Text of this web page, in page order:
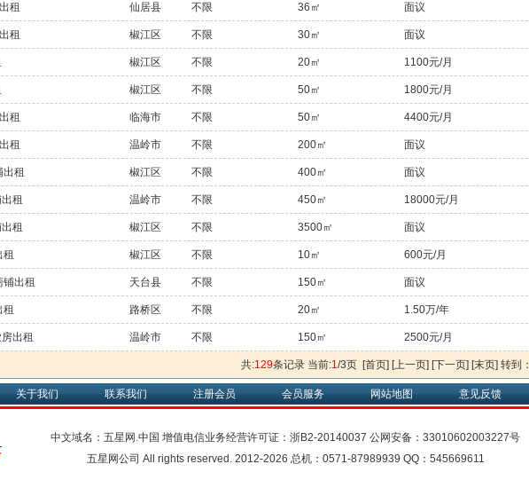
租 仙居县 不限 36㎡ 面议
租 椒江区 不限 30㎡ 面议
椒江区 不限 20㎡ 1100元/月
椒江区 不限 50㎡ 1800元/月
租 临海市 不限 50㎡ 4400元/月
租 温岭市 不限 200㎡ 面议
租 椒江区 不限 400㎡ 面议
租 温岭市 不限 450㎡ 18000元/月
租 椒江区 不限 3500㎡ 面议
租 椒江区 不限 10㎡ 600元/月
出租 天台县 不限 150㎡ 面议
租 路桥区 不限 20㎡ 1.50万/年
出租 温岭市 不限 150㎡ 2500元/月
共:129条记录 当前:1/3页 [首页] [上一页] [下一页] [末页] 转到：
关于我们 联系我们 注册会员 会员服务 网站地图 意见反馈
中文域名：五星网.中国 增值电信业务经营许可证： 浙B2-20140037 公网安备： 33010602003227号
五星网公司 All rights reserved. 2012-2026 总机：0571-87989939 QQ：545669611